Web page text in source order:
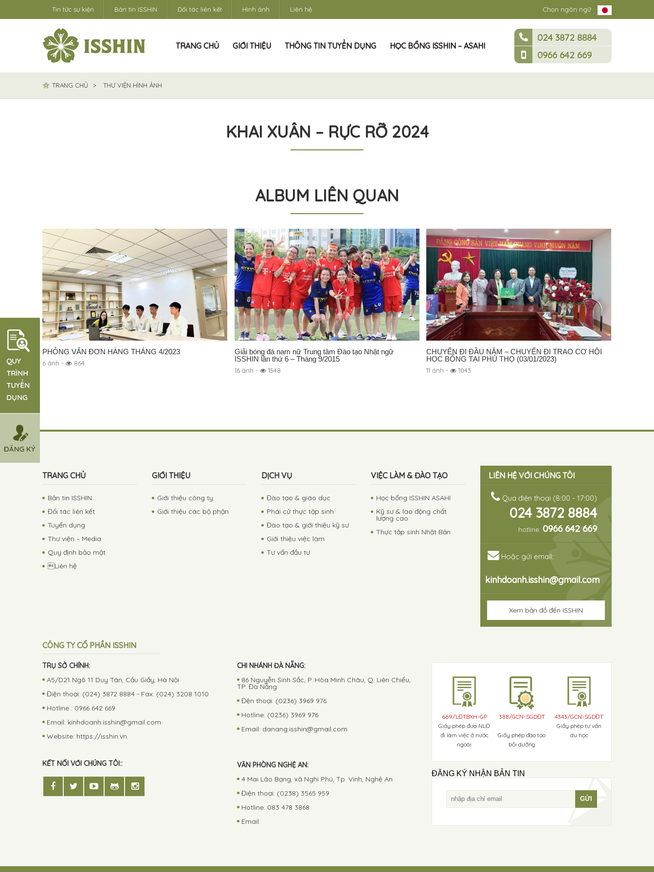
Tin tức sự kiện Bản tin ISSHIN Đối tác liên kết Hình ảnh Liên hệ Chọn ngôn ngữ
TRANG CHỦ GIỚI THIỆU THÔNG TIN TUYỂN DỤNG HỌC BỔNG ISSHIN – ASAHI
024 3872 8884
0966 642 669
TRANG CHỦ THƯ VIỆN HÌNH ẢNH
KHAI XUÂN – RỰC RỠ 2024
ALBUM LIÊN QUAN
PHỎNG VẤN ĐƠN HÀNG THÁNG 4/2023
6 ảnh - 864
Giải bóng đá nam nữ Trung tâm Đào tạo Nhật ngữ
ISSHIN lần thứ 6 – Tháng 9/2015
16 ảnh - 1548
CHUYẾN ĐI ĐẦU NĂM – CHUYẾN ĐI TRAO CƠ HỘI
HỌC BỔNG TẠI PHÚ THỌ (03/01/2023)
11 ảnh - 1043
TRANG CHỦ
Bản tin ISSHIN
Đối tác liên kết
Tuyển dụng
Thư viện – Media
Quy định bảo mật
Liên hệ
GIỚI THIỆU
Giới thiệu công ty
Giới thiệu các bộ phận
DỊCH VỤ
Đào tạo & giáo dục
Phái cử thực tập sinh
Đào tạo & giới thiệu kỹ sư
Giới thiệu việc làm
Tư vấn đầu tư
VIỆC LÀM & ĐÀO TẠO
Học bổng ISSHIN ASAHI
Kỹ sư & lao động chất
lượng cao
Thực tập sinh Nhật Bản
LIÊN HỆ VỚI CHÚNG TÔI
Qua điện thoại (8:00 - 17:00)
024 3872 8884
hotline: 0966 642 669
Hoặc gửi email:
kinhdoanh.isshin@gmail.com
Xem bản đồ đến ISSHIN
CÔNG TY CỔ PHẦN ISSHIN
TRỤ SỞ CHÍNH:
A5/D21 Ngõ 11 Duy Tân, Cầu Giấy, Hà Nội
Điện thoại: (024) 3872 8884 - Fax: (024) 3208 1010
Hotline : 0966 642 669
Email: kinhdoanh.isshin@gmail.com
Website: https://isshin.vn
KẾT NỐI VỚI CHÚNG TÔI::
CHI NHÁNH ĐÀ NẴNG:
86 Nguyễn Sinh Sắc, P. Hòa Minh Châu, Q. Liên Chiểu,
TP. Đà Nẵng
Đện thoại: (0236) 3969 976
Hotline: (0236) 3969 976
Email: danang.isshin@gmail.com
VĂN PHÒNG NGHỆ AN:
4 Mai Lão Bạng, xã Nghi Phú, Tp. Vinh, Nghệ An
Điện thoại: (0238) 3565 959
Hotline: 083 478 3868
Email:
669/LĐTBXH-GP
Giấy phép đưa NLĐ
đi làm việc ở nước
ngoài
388/GCN-SGDĐT
Giấy phép đào tạo
bồi dưỡng
4343/GCN-SGDĐT
Giấy phép tư vấn
du học
ĐĂNG KÝ NHẬN BẢN TIN